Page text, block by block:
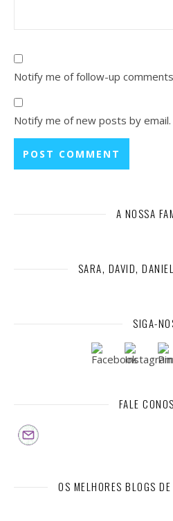
Notify me of follow-up
Notify me of new posts by email.
A NOSSA
SARA, DAVID,
SIGA-
FALE
OS MELHORES BLOGS